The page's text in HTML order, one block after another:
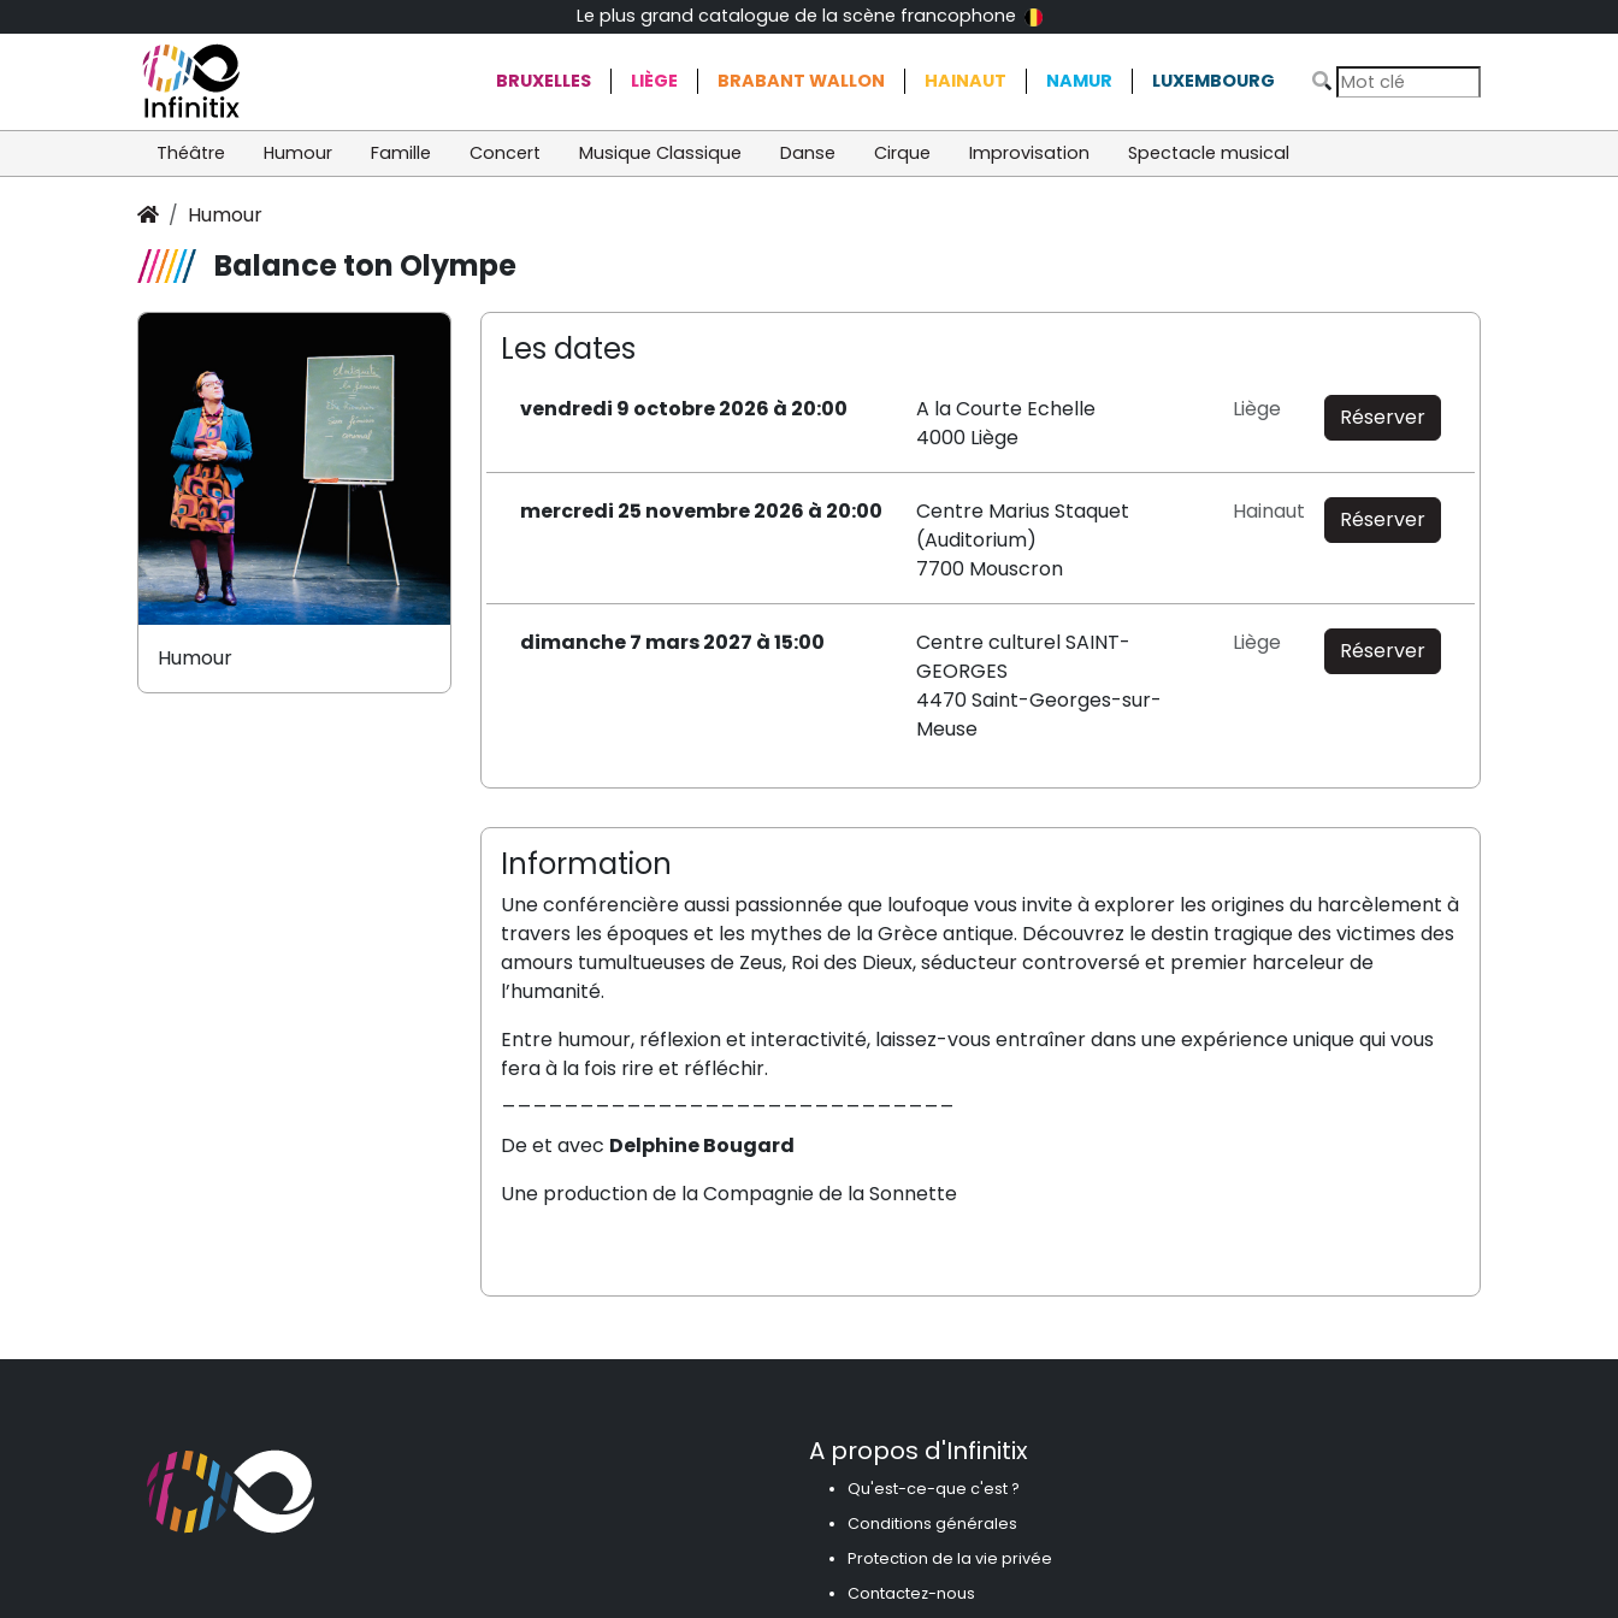
Le plus grand catalogue de la scène francophone
BRUXELLES LIÈGE BRABANT WALLON HAINAUT NAMUR LUXEMBOURG
Théâtre Humour Famille Concert Musique Classique Danse Cirque Improvisation Spectacle musical
Humour
Balance ton Olympe
Les dates
vendredi 9 octobre 2026 à 20:00
A la Courte Echelle
4000 Liège
Liège Réserver
mercredi 25 novembre 2026 à 20:00
Centre Marius Staquet
(Auditorium)
7700 Mouscron
Hainaut Réserver
dimanche 7 mars 2027 à 15:00
Centre culturel SAINT-
GEORGES
4470 Saint-Georges-sur-
Meuse
Liège Réserver
Information
Une conférencière aussi passionnée que loufoque vous invite à explorer les origines du harcèlement à
travers les époques et les mythes de la Grèce antique. Découvrez le destin tragique des victimes des
amours tumultueuses de Zeus, Roi des Dieux, séducteur controversé et premier harceleur de
l’humanité.
Entre humour, réflexion et interactivité, laissez-vous entraîner dans une expérience unique qui vous
fera à la fois rire et réfléchir.
De et avec Delphine Bougard
Une production de la Compagnie de la Sonnette
Humour
A propos d'Infinitix
Qu'est-ce-que c'est ?
Conditions générales
Protection de la vie privée
Contactez-nous